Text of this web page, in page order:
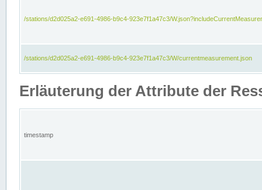
/stations/d2d025a2-e691-4986-b9c4-923e7f1a47c3/
/stations/d2d025a2-e691-4986-b9c4-923e7f1a47c3/W/currentmeasurement.json
Erläuterung der Attribute der
timestamp